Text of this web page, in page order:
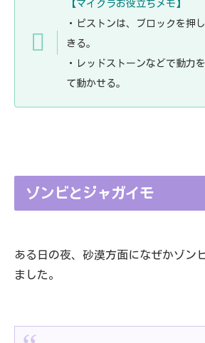
【マイクラお役立ちメモ】
・ピストンは、ブロックを押
きる。
・レッドストーンなどで動力
て動かせる。
ゾンビとジャガイモ
ある日の夜、砂漠方面になぜかゾン
ました。